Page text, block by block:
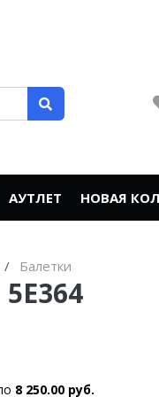
АУТЛЕТ НОВАЯ
Балетки
8 250.00 руб.